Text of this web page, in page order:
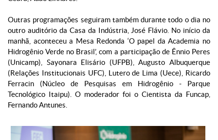
Outras programações seguiram também durante todo o dia no
outro auditório da Casa da Indústria, José Flávio. No início da
manhã, aconteceu a Mesa Redonda ‘O papel da Academia no
Hidrogênio Verde no Brasil’, com a participação de Ênnio Peres
(Unicamp), Sayonara Elisário (UFPB), Augusto Albuquerque
(Relações Institucionais UFC), Lutero de Lima (Uece), Ricardo
Ferracin (Núcleo de Pesquisas em Hidrogênio - Parque
Tecnológico Itaipu). O moderador foi o Cientista da Funcap,
Fernando Antunes.